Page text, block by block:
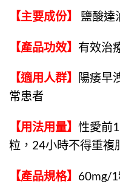
【主要成份】 鹽酸達
【產品功效】 有效治
【適用人群】 陽痿早
常患者
【用法用量】 性愛前
粒，24小時不得重複
【產品規格】 60mg/